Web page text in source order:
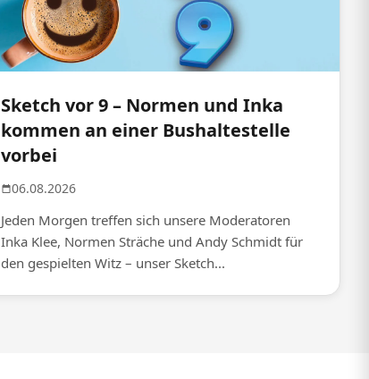
Sketch vor 9 – Normen und Inka
kommen an einer Bushaltestelle
vorbei
06.08.2026
Jeden Morgen treffen sich unsere Moderatoren
Inka Klee, Normen Sträche und Andy Schmidt für
den gespielten Witz – unser Sketch...